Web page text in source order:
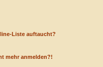
Liste auftaucht?
mehr anmelden?!